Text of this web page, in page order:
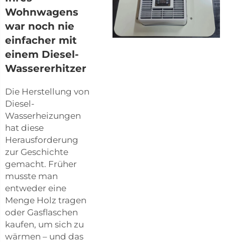
Wohnwagens
war noch nie
einfacher mit
einem Diesel-
Wassererhitzer
Die Herstellung von
Diesel-
Wasserheizungen
hat diese
Herausforderung
zur Geschichte
gemacht. Früher
musste man
entweder eine
Menge Holz tragen
oder Gasflaschen
kaufen, um sich zu
wärmen – und das